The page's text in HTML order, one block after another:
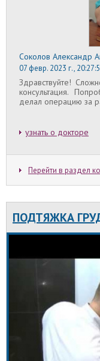
Соколов Александр
07 февр. 2023 г.,
Здравствуйте!
консультация.
делал операцию за
узнать о докторе
Перейти в раздел
ПОДТЯЖКА